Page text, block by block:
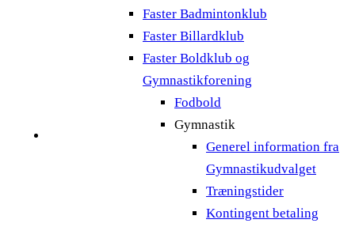
Faster Badmintonklub
Faster Billardklub
Faster Boldklub og
Gymnastikforening
Fodbold
Gymnastik
Generel information fra
Gymnastikudvalget
Træningstider
Kontingent betaling